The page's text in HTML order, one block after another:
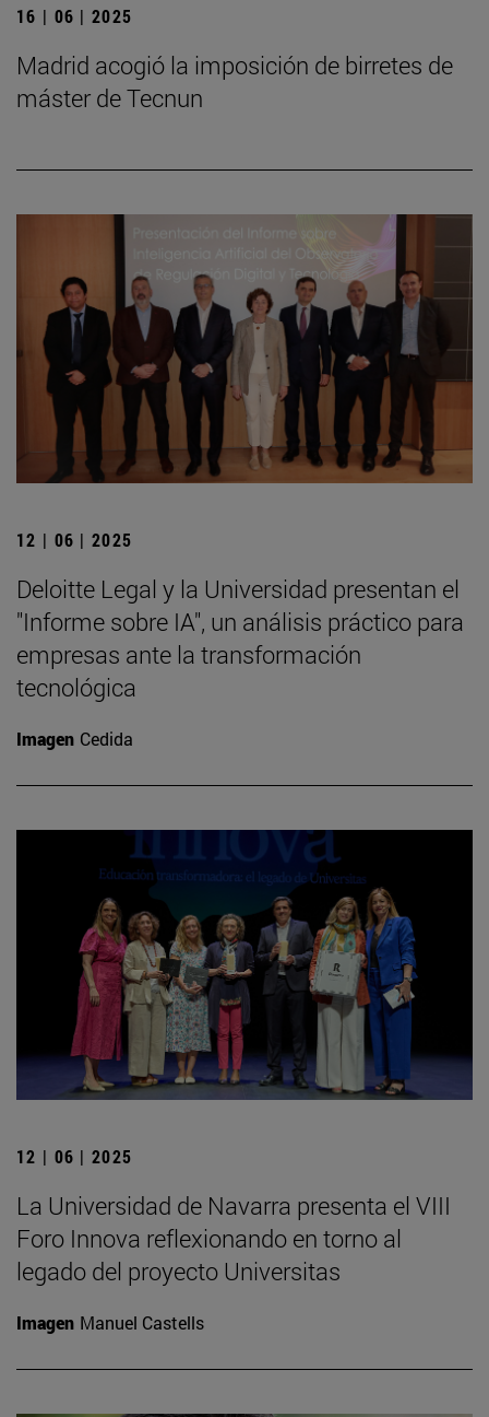
16 | 06 | 2025
Madrid acogió la imposición de birretes de
máster de Tecnun
12 | 06 | 2025
Deloitte Legal y la Universidad presentan el
"Informe sobre IA", un análisis práctico para
empresas ante la transformación
tecnológica
Imagen Cedida
12 | 06 | 2025
La Universidad de Navarra presenta el VIII
Foro Innova reflexionando en torno al
legado del proyecto Universitas
Imagen Manuel Castells